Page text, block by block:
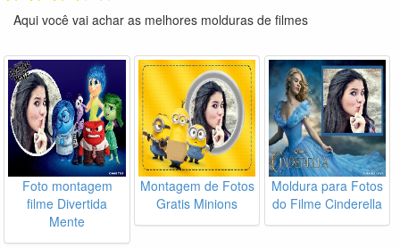
Aqui você vai achar as melhores molduras de filmes
Foto montagem
filme Divertida
Mente
Montagem de Fotos
Gratis Minions
Moldura para Fotos
do Filme Cinderella